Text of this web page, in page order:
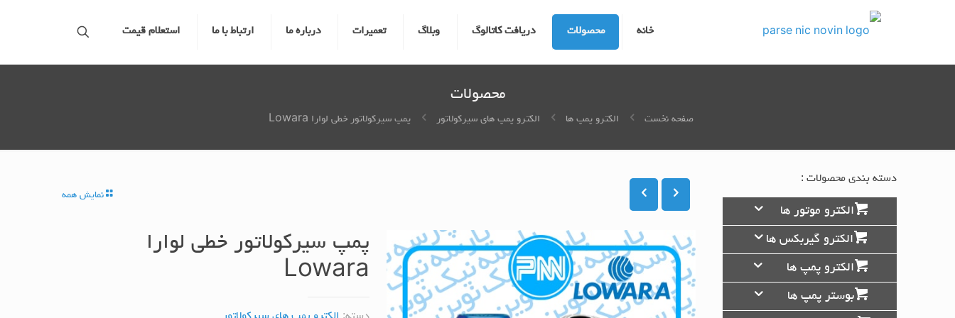
خانه محصولات دریافت کاتالوگ وبلاگ تعمیرات درباره ما ارتباط با ما استعلام قیمت
محصولات
صفحه نخست الکترو پمپ ها الکترو پمپ های سیرکولاتور پمپ سیرکولاتور خطی لوارا Lowara
نمایش همه
پمپ سیرکولاتور خطی لوارا
Lowara
دسته بندی محصولات :
الکترو موتور ها
الکترو گیربکس ها
الکترو پمپ ها
بوستر پمپ ها